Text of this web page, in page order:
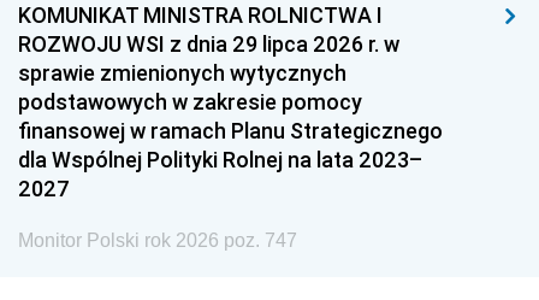
KOMUNIKAT MINISTRA ROLNICTWA I
ROZWOJU WSI z dnia 29 lipca 2026 r. w
sprawie zmienionych wytycznych
podstawowych w zakresie pomocy
finansowej w ramach Planu Strategicznego
dla Wspólnej Polityki Rolnej na lata 2023–
2027
Monitor Polski rok 2026 poz. 747